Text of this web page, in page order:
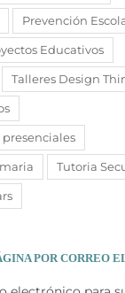
Prevención
Educativos
Talleres Design
presenciales
Tutoria
POR CORREO